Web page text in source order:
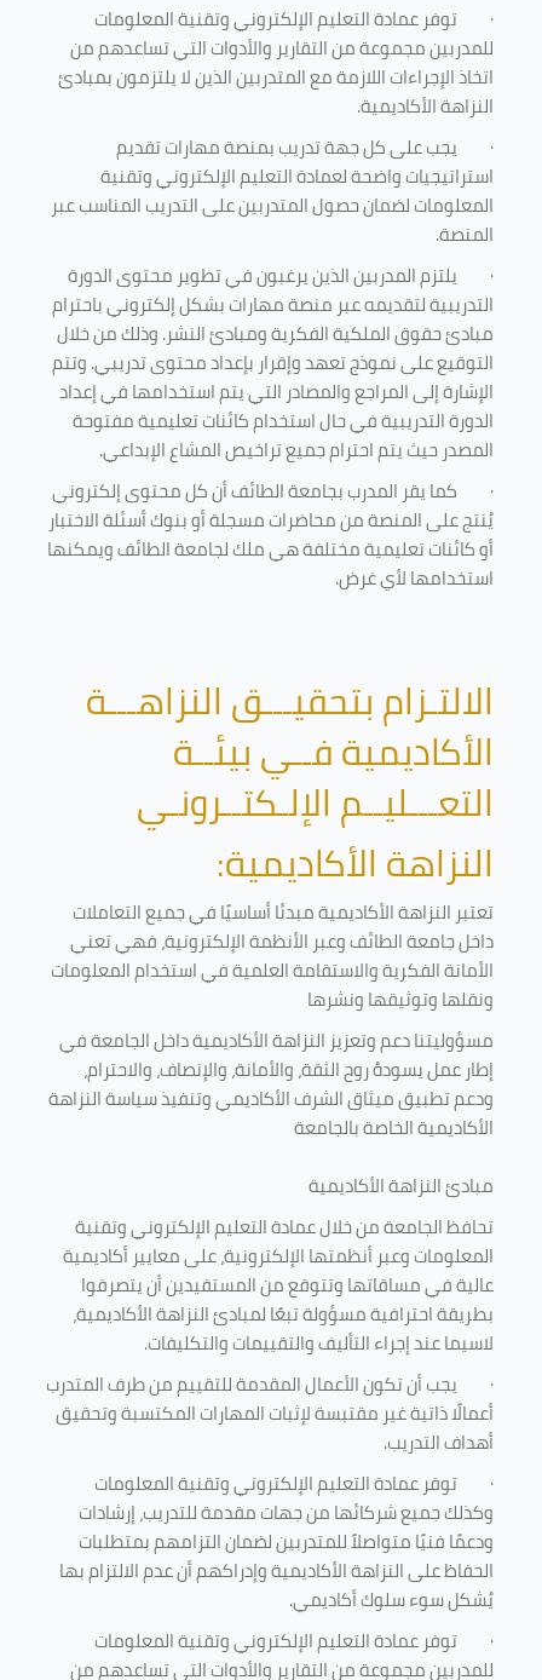
· توفر عمادة التعليم الإلكتروني وتقنية المعلومات
للمدربين مجموعة من التقارير والأدوات التي تساعدهم من
اتخاذ الإجراءات اللازمة مع المتدربين الذين لا يلتزمون بمبادئ
النزاهة الأكاديمية.
· يجب على كل جهة تدريب بمنصة مهارات تقديم
استراتيجيات واضحة لعمادة التعليم الإلكتروني وتقنية
المعلومات لضمان حصول المتدربين على التدريب المناسب عبر
المنصة.
· يلتزم المدربين الذين يرغبون في تطوير محتوى الدورة
التدريبية لتقديمه عبر منصة مهارات بشكل إلكتروني باحترام
مبادئ حقوق الملكية الفكرية ومبادئ النشر. وذلك من خلال
التوقيع على نموذج تعهد وإقرار بإعداد محتوى تدريبي. وتتم
الإشارة إلى المراجع والمصادر التي يتم استخدامها في إعداد
الدورة التدريبية في حال استخدام كائنات تعليمية مفتوحة
المصدر حيث يتم احترام جميع تراخيص المشاع الإبداعي.
· كما يقر المدرب بجامعة الطائف أن كل محتوى إلكتروني
يُنتج على المنصة من محاضرات مسجلة أو بنوك أسئلة الاختبار
أو كائنات تعليمية مختلفة هي ملك لجامعة الطائف ويمكنها
استخدامها لأي غرض.
الالتـزام بتحقيـــق النزاهـــة
الأكاديمية فــي بيئــة
التعـــليــم الإلـكتــرونـي
النزاهة الأكاديمية:
تعتبر النزاهة الأكاديمية مبدئا أساسيًا في جميع التعاملات
داخل جامعة الطائف وعبر الأنظمة الإلكترونية، فهي تعني
الأمانة الفكرية والاستقامة العلمية في استخدام المعلومات
ونقلها وتوثيقها ونشرها
مسؤوليتنا دعم وتعزيز النزاهة الأكاديمية داخل الجامعة في
إطار عمل يسودهُ روح الثقة، والأمانة، والإنصاف، والاحترام،
ودعم تطبيق ميثاق الشرف الأكاديمي وتنفيذ سياسة النزاهة
الأكاديمية الخاصة بالجامعة
مبادئ النزاهة الأكاديمية
تحافظ الجامعة من خلال عمادة التعليم الإلكتروني وتقنية
المعلومات وعبر أنظمتها الإلكترونية، على معايير أكاديمية
عالية في مساقاتها وتتوقع من المستفيدين أن يتصرفوا
بطريقة احترافية مسؤولة تبعًا لمبادئ النزاهة الأكاديمية،
لاسيما عند إجراء التأليف والتقييمات والتكليفات.
· يجب أن تكون الأعمال المقدمة للتقييم من طرف المتدرب
أعمالًا ذاتية غير مقتبسة لإثبات المهارات المكتسبة وتحقيق
أهداف التدريب.
· توفر عمادة التعليم الإلكتروني وتقنية المعلومات
وكذلك جميع شركائها من جهات مقدمة للتدريب، إرشادات
ودعمًا فنيًا متواصلاً للمتدربين لضمان التزامهم بمتطلبات
الحفاظ على النزاهة الأكاديمية وإدراكهم أن عدم الالتزام بها
يُشكل سوء سلوك أكاديمي.
· توفر عمادة التعليم الإلكتروني وتقنية المعلومات
للمدربين مجموعة من التقارير والأدوات التي تساعدهم من